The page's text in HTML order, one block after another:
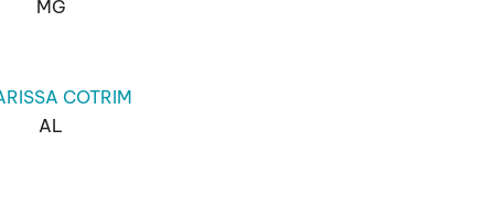
MG
COTRIM
AL